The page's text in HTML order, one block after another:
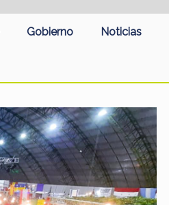
Gobierno Noticias